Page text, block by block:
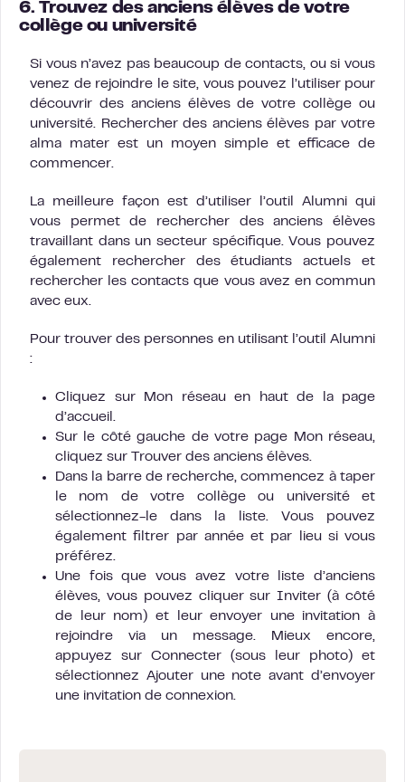
6. Trouvez des anciens élèves de votre
collège ou université
Si vous n’avez pas beaucoup de contacts, ou si vous
venez de rejoindre le site, vous pouvez l’utiliser pour
découvrir des anciens élèves de votre collège ou
université. Rechercher des anciens élèves par votre
alma mater est un moyen simple et efficace de
commencer.
La meilleure façon est d’utiliser l’outil Alumni qui
vous permet de rechercher des anciens élèves
travaillant dans un secteur spécifique. Vous pouvez
également rechercher des étudiants actuels et
rechercher les contacts que vous avez en commun
avec eux.
Pour trouver des personnes en utilisant l’outil Alumni
:
Cliquez sur Mon réseau en haut de la page
d’accueil.
Sur le côté gauche de votre page Mon réseau,
cliquez sur Trouver des anciens élèves.
Dans la barre de recherche, commencez à taper
le nom de votre collège ou université et
sélectionnez-le dans la liste. Vous pouvez
également filtrer par année et par lieu si vous
préférez.
Une fois que vous avez votre liste d’anciens
élèves, vous pouvez cliquer sur Inviter (à côté
de leur nom) et leur envoyer une invitation à
rejoindre via un message. Mieux encore,
appuyez sur Connecter (sous leur photo) et
sélectionnez Ajouter une note avant d’envoyer
une invitation de connexion.